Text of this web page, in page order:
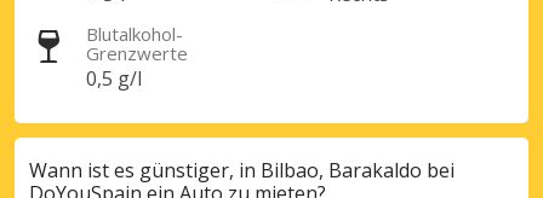
Blutalkohol-
Grenzwerte
0,5 g/l
Wann ist es günstiger, in Bilbao, Barakaldo bei